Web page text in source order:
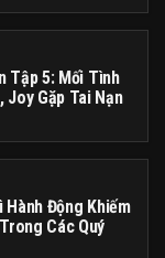
Tập 5: Mối Tình
Joy Gặp Tai Nạn
Hành Động Khiếm
Các Quý